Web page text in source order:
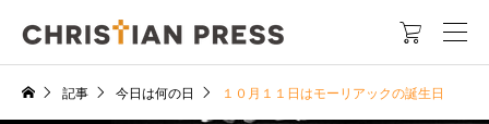

記事 今日は何の日 １０月１１日はモーリアックの誕生日